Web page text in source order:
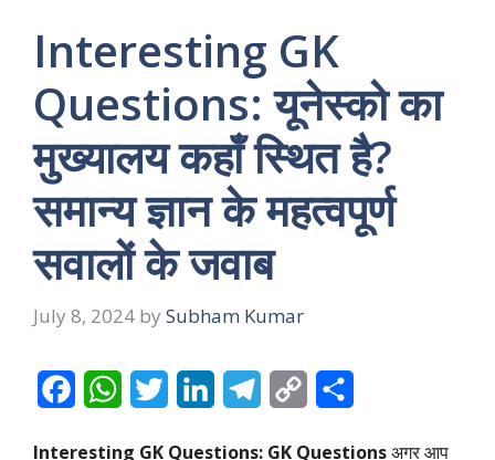
Interesting GK
Questions: यूनेस्को का
मुख्यालय कहाँ स्थित है?
समान्य ज्ञान के महत्वपूर्ण
सवालों के जवाब
July 8, 2024 by Subham Kumar
W
Interesting GK Questions: GK Questionsअगर आप